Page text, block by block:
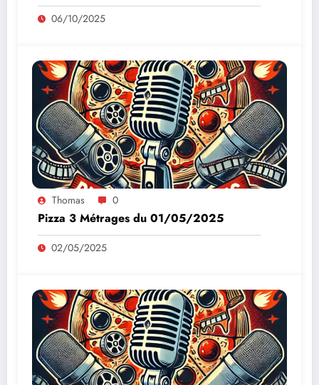
06/10/2025
Thomas 0
Pizza 3 Métrages du 01/05/2025
02/05/2025